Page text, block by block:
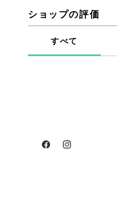
ショップの評価
すべて